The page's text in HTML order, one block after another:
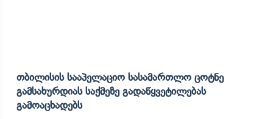
Თბილისის Სააპელაციო Სასამართლო Ცოტნე
Გამსახურდიას Საქმეზე Გადაწყვეტილებას
Გამოაცხადებს